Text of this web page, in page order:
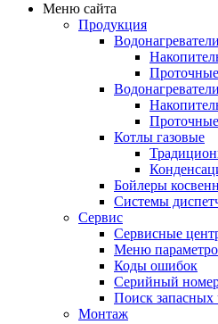
Меню сайта
Продукция
Проточные
Проточные
Котлы газовые
Бойлеры
Системы
Сервис
Сервисные
Меню
Коды ошибок
Серийный
Поиск запасных
Монтаж